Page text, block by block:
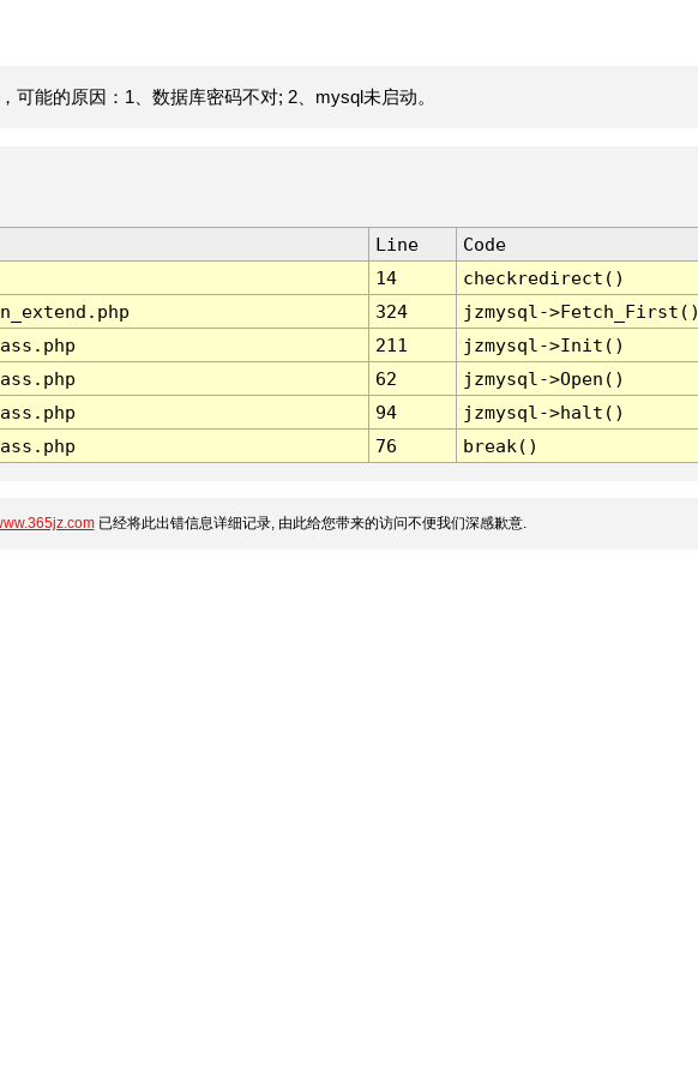
可能的原因：1、数据库密码不对; 2、mysql未启动。
Line
Code
14
checkredirect()
324
jzmysql-
211
jzmysql->Init()
62
jzmysql->Open()
94
jzmysql->halt()
76 break()
已经将此出错信息详细记录, 由此给您带来的访问不便我们深感歉意.